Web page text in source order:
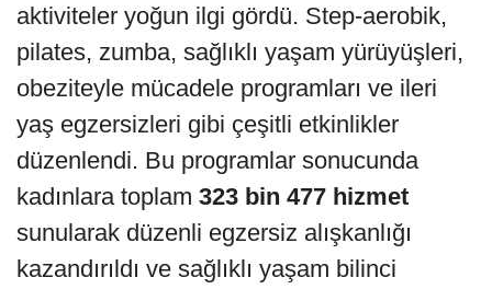
aktiviteler yoğun ilgi gördü. Step-aerobik,
pilates, zumba, sağlıklı yaşam yürüyüşleri,
obeziteyle mücadele programları ve ileri
yaş egzersizleri gibi çeşitli etkinlikler
düzenlendi. Bu programlar sonucunda
kadınlara toplam 323 bin 477 hizmet
sunularak düzenli egzersiz alışkanlığı
kazandırıldı ve sağlıklı yaşam bilinci